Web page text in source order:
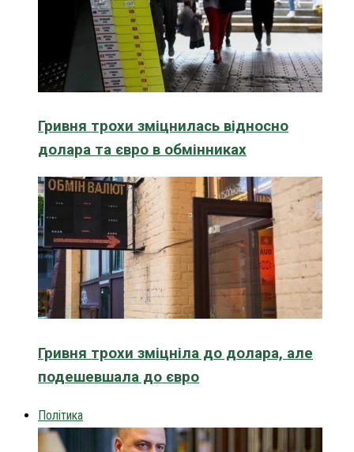
Гривня трохи зміцнилась відносно
долара та євро в обмінниках
Гривня трохи зміцніла до долара, але
подешевшала до євро
Політика